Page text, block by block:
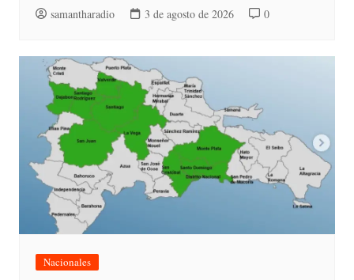
samantharadio 3 de agosto de 2026 0
Nacionales